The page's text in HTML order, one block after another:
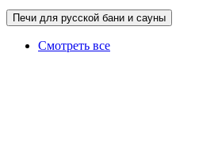
Печи для русской бани и сауны
Смотреть все